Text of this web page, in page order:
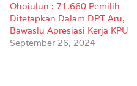
Ohoiulun : 71.660 Pemilih
Ditetapkan Dalam DPT Aru,
Bawaslu Apresiasi Kerja KPU
September 26, 2024